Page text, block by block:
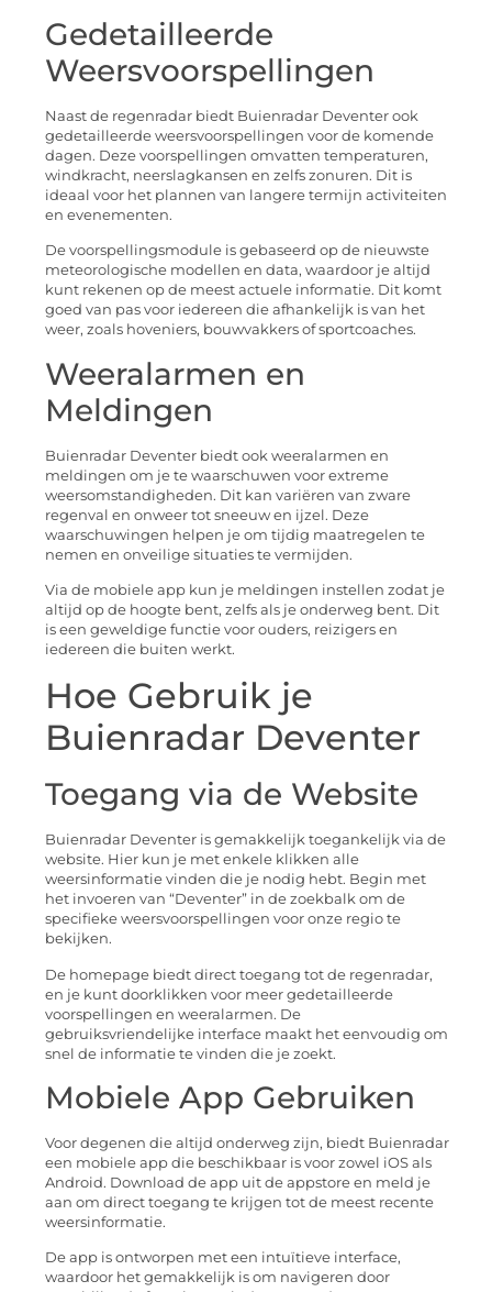
Gedetailleerde
Weersvoorspellingen
Naast de regenradar biedt Buienradar Deventer ook
gedetailleerde weersvoorspellingen voor de komende
dagen. Deze voorspellingen omvatten temperaturen,
windkracht, neerslagkansen en zelfs zonuren. Dit is
ideaal voor het plannen van langere termijn activiteiten
en evenementen.
De voorspellingsmodule is gebaseerd op de nieuwste
meteorologische modellen en data, waardoor je altijd
kunt rekenen op de meest actuele informatie. Dit komt
goed van pas voor iedereen die afhankelijk is van het
weer, zoals hoveniers, bouwvakkers of sportcoaches.
Weeralarmen en
Meldingen
Buienradar Deventer biedt ook weeralarmen en
meldingen om je te waarschuwen voor extreme
weersomstandigheden. Dit kan variëren van zware
regenval en onweer tot sneeuw en ijzel. Deze
waarschuwingen helpen je om tijdig maatregelen te
nemen en onveilige situaties te vermijden.
Via de mobiele app kun je meldingen instellen zodat je
altijd op de hoogte bent, zelfs als je onderweg bent. Dit
is een geweldige functie voor ouders, reizigers en
iedereen die buiten werkt.
Hoe Gebruik je
Buienradar Deventer
Toegang via de Website
Buienradar Deventer is gemakkelijk toegankelijk via de
website. Hier kun je met enkele klikken alle
weersinformatie vinden die je nodig hebt. Begin met
het invoeren van “Deventer” in de zoekbalk om de
specifieke weersvoorspellingen voor onze regio te
bekijken.
De homepage biedt direct toegang tot de regenradar,
en je kunt doorklikken voor meer gedetailleerde
voorspellingen en weeralarmen. De
gebruiksvriendelijke interface maakt het eenvoudig om
snel de informatie te vinden die je zoekt.
Mobiele App Gebruiken
Voor degenen die altijd onderweg zijn, biedt Buienradar
een mobiele app die beschikbaar is voor zowel iOS als
Android. Download de app uit de appstore en meld je
aan om direct toegang te krijgen tot de meest recente
weersinformatie.
De app is ontworpen met een intuïtieve interface,
waardoor het gemakkelijk is om navigeren door